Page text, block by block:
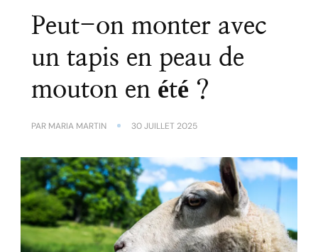
Peut-on monter avec
un tapis en peau de
mouton en été ?
PAR MARIA MARTIN 30 JUILLET 2025